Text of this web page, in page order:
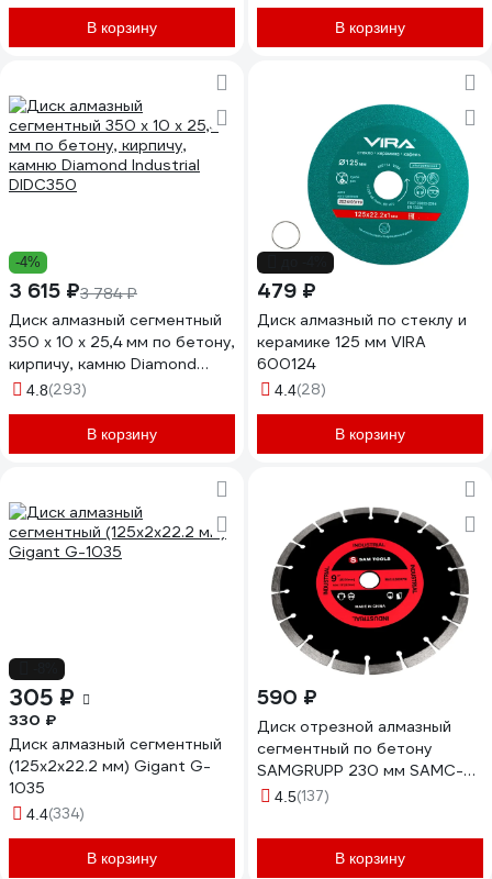
В корзину В корзину
-4%
3 615 ₽3 784 ₽
Диск алмазный сегментный
350 х 10 х 25,4 мм по бетону,
кирпичу, камню Diamond
Industrial DIDC350
4.8(293)
В корзину
479 ₽
Диск алмазный по стеклу и
керамике 125 мм VIRA
600124
4.4(28)
В корзину
305 ₽
330 ₽
Диск алмазный сегментный
(125x2x22.2 мм) Gigant G-
1035
4.4(334)
В корзину
590 ₽
Диск отрезной алмазный
сегментный по бетону
SAMGRUPP 230 мм SAMC-
018001230
4.5(137)
В корзину